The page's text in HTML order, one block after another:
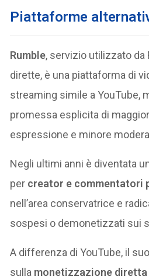
Piattaforme
Rumble, servizio utilizzato da
dirette, è una piattaforma di
streaming simile a YouTube,
promessa esplicita di
espressione e minore
Negli ultimi anni è diventata
per creator e commentatori
nell’area conservatrice e
sospesi o demonetizzati sui
A differenza di YouTube, il
sulla monetizzazione diretta